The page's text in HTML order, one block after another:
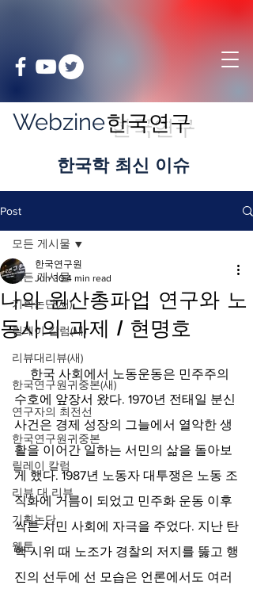
Webzine
​한국학 최신 이슈
한국연구
Post
모든 게시물
기획논단(새)
릴레이 칼럼(새)
리뷰대리뷰(새)
한국연구원귀중본(새)
연구자의 최전선
한국연구원귀중본
릴레이 칼럼
리뷰 대 리뷰
기획논단
웹툰
모든 게시물
나의 원산총파업 연구와 노
동사의 과제 / 현명호
한국연구원
Jun 30 4 min read
수호에 앞장서 왔다. 1970년 전태일 분신
사건은 경제 성장의 그늘에서 열악한 생
활을 이어간 일하는 서민의 삶을 돌아보
게 했다. 1987년 노동자 대투쟁은 노동 조
직화에 거름이 되었고 민주화 운동 이후
싹튼 시민 사회에 자극을 주었다. 지난 탄
핵 시위 때 노조가 경찰의 저지를 뚫고 행
진의 선두에 선 모습은 언론에서도 여러